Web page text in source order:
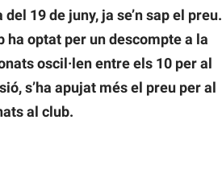
19 de juny, ja se’n sap el preu.
optat per un descompte a la
oscil·len entre els 10 per al
s’ha apujat més el preu per al
al club.